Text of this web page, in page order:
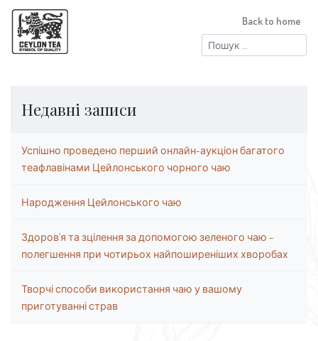
Пошук:
Back to home
Недавні записи
Успішно проведено перший онлайн-аукціон багатого
теафлавінами Цейлонського чорного чаю
Народження Цейлонського чаю
Здоров’я та зцілення за допомогою зеленого чаю –
полегшення при чотирьох найпоширеніших хворобах
Творчі способи використання чаю у вашому
приготуванні страв